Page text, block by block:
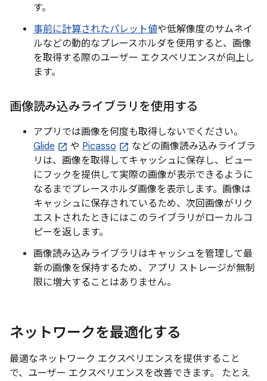
す。
事前に計算されたパレット値や低解像度のサムネイ
ルなどの動的なプレースホルダを使用すると、画像
を取得する際のユーザー エクスペリエンスが向上し
ます。
画像読み込みライブラリを使用する
アプリでは画像を何度も取得しないでください。
Glide
や Picasso
などの画像読み込みライブラ
リは、画像を取得してキャッシュに保存し、ビュー
にフックを提供して実際の画像が表示できるように
なるまでプレースホルダ画像を表示します。画像は
キャッシュに保存されているため、次回画像がリク
エストされたときにはこのライブラリがローカルコ
ピーを返します。
画像読み込みライブラリはキャッシュを管理して最
新の画像を保持するため、アプリ ストレージが無制
限に増大することはありません。
ネットワークを最適化する
最適なネットワーク エクスペリエンスを提供すること
で、ユーザー エクスペリエンスを改善できます。 たとえ